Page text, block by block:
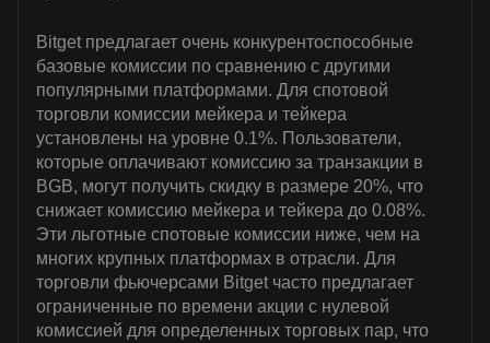
Bitget предлагает очень конкурентоспособные
базовые комиссии по сравнению с другими
популярными платформами. Для спотовой
торговли комиссии мейкера и тейкера
установлены на уровне 0.1%. Пользователи,
которые оплачивают комиссию за транзакции в
BGB, могут получить скидку в размере 20%, что
снижает комиссию мейкера и тейкера до 0.08%.
Эти льготные спотовые комиссии ниже, чем на
многих крупных платформах в отрасли. Для
торговли фьючерсами Bitget часто предлагает
ограниченные по времени акции с нулевой
комиссией для определенных торговых пар, что